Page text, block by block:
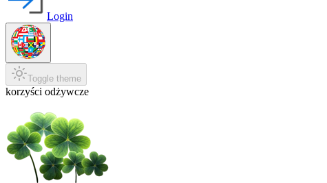
Login
Toggle theme
korzyści odżywcze